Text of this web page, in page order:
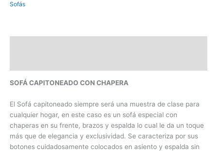
Sofás
SOFÁ CAPITONEADO CON CHAPERA
El Sofá capitoneado siempre será una muestra de clase para
cualquier hogar, en este caso es un sofá especial con
chaperas en su frente, brazos y espalda lo cual le da un toque
más que de elegancia y exclusividad. Se caracteriza por sus
botones cuidadosamente colocados en asiento y espalda sin